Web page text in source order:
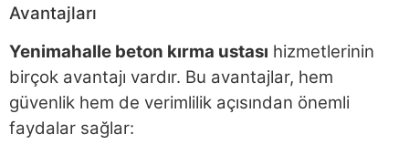
Avantajları
Yenimahalle beton kırma ustası hizmetlerinin
birçok avantajı vardır. Bu avantajlar, hem
güvenlik hem de verimlilik açısından önemli
faydalar sağlar: